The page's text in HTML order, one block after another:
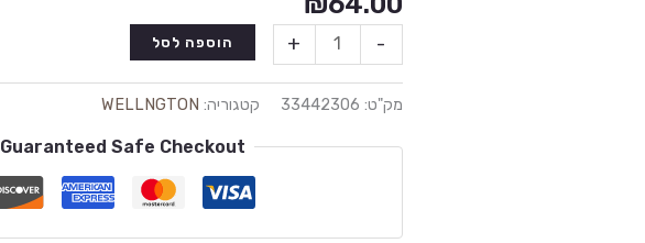
-
+ הוספה לסל
מק"ט: 33442306 קטגוריה: WELLNGTON
Guaranteed Safe Checkout